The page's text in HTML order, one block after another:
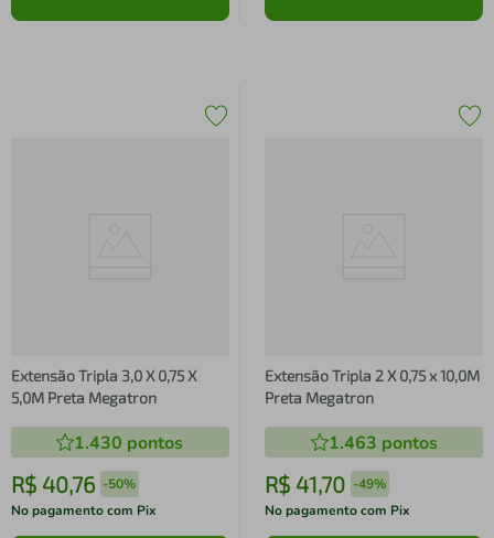
Extensão Tripla 3,0 X 0,75 X
5,0M Preta Megatron
1.430 pontos
R$ 40,76 -50%
No pagamento com Pix
Extensão Tripla 2 X 0,75 x 10,0M
Preta Megatron
1.463 pontos
R$ 41,70 -49%
No pagamento com Pix